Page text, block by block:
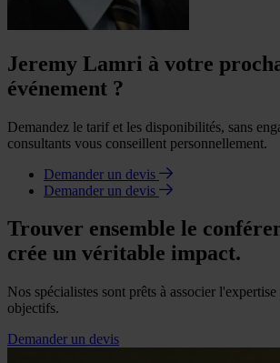
Jeremy Lamri à votre
événement ?
Demandez le tarif et les disponibilités, sans
consultants vous conseillent personnellement.
Demander un devis
Demander un devis
Trouver ensemble le
crée un véritable impact.
Nos spécialistes sont prêts à associer
objectifs.
Demander un devis